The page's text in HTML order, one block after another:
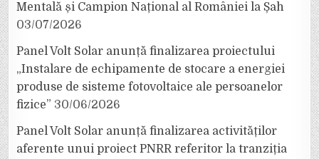
Mentală și Campion Național al României la Șah
03/07/2026
Panel Volt Solar anunță finalizarea proiectului
„Instalare de echipamente de stocare a energiei
produse de sisteme fotovoltaice ale persoanelor
fizice” 30/06/2026
Panel Volt Solar anunță finalizarea activităților
aferente unui proiect PNRR referitor la tranziția